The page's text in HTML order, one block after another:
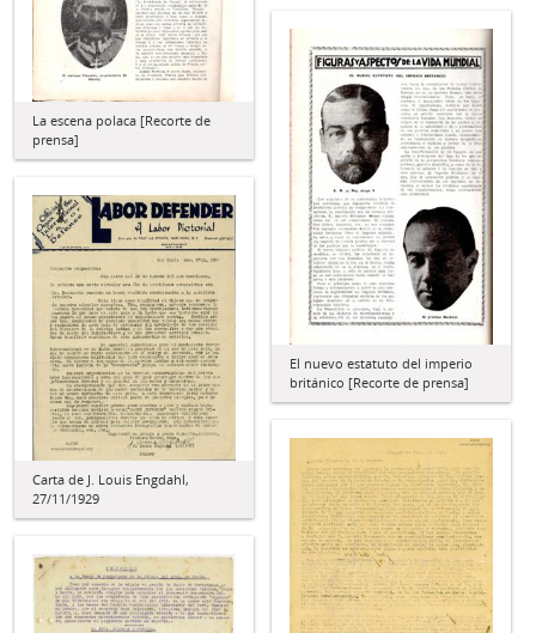
La escena polaca [Recorte de
prensa]
El nuevo estatuto del imperio
británico [Recorte de prensa]
Carta de J. Louis Engdahl,
27/11/1929